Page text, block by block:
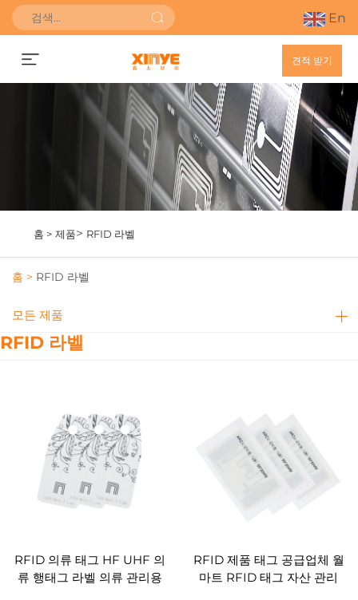
En
견적 받기
홈 > 제품> RFID 라벨
홈 > RFID 라벨
모든 제품
RFID 라벨
RFID 의류 태그 HF UHF 의
류 행태그 라벨 의류 관리용
RFID 제품 태그 공급업체 월
마트 RFID 태그 자산 관리